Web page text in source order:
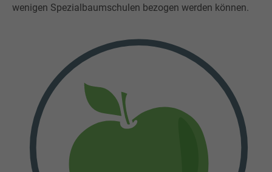
wenigen Spezialbaumschulen bezogen werden können.